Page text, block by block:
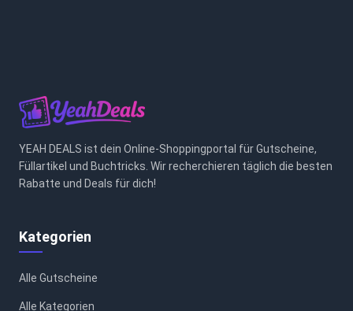
YEAH DEALS ist dein Online-Shoppingportal für Gutscheine,
Füllartikel und Buchtricks. Wir recherchieren täglich die besten
Rabatte und Deals für dich!
Kategorien
Alle Gutscheine
Alle Kategorien